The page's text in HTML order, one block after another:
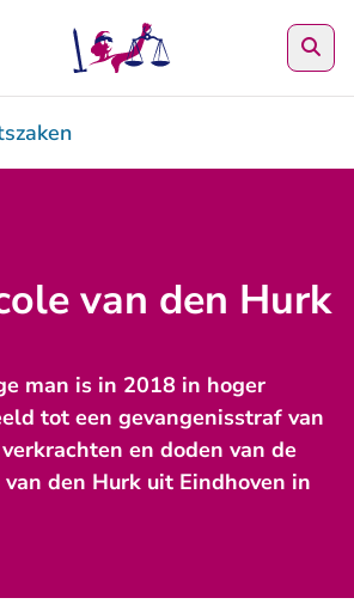
van den Hurk
man is in 2018 in hoger
tot een gevangenisstraf van
en doden van de
den Hurk uit Eindhoven in